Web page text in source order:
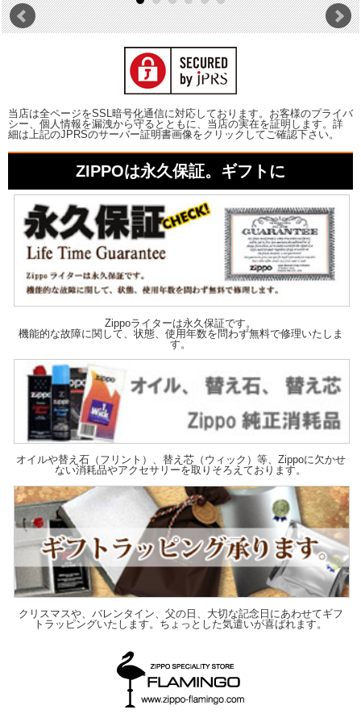
当店は全ページをSSL暗号化通信に対応しております。お客様のプライバ
シー、個人情報を漏洩から守るとともに、当店の実在を証明します。詳
細は上記のJPRSのサーバー証明書画像をクリックしてご確認下さい。
ZIPPOは永久保証。ギフトに
Zippoライターは永久保証です。
機能的な故障に関して、状態、使用年数を問わず無料で修理いたしま
す。
オイルや替え石（フリント）、替え芯（ウィック）等、Zippoに欠かせ
ない消耗品やアクセサリーを取りそろえております。
クリスマスや、バレンタイン、父の日、大切な記念日にあわせてギフ
トラッピングいたします。ちょっとした気遣いが喜ばれます。